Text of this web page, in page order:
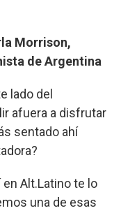
Morrison,
de Argentina
lado del
afuera a disfrutar
sentado ahí
Alt.Latino te lo
una de esas